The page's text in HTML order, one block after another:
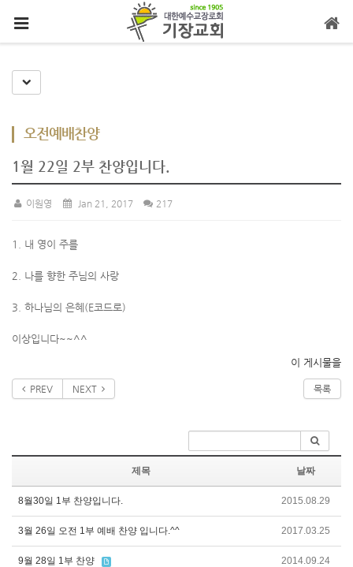
Toggle Dropdown
오전예배찬양
1월 22일 2부 찬양입니다.
이원영 Jan 21, 2017 217
1. 내 영이 주를
2. 나를 향한 주님의 사랑
3. 하나님의 은혜(E코드로)
이상입니다~~^^
이 게시물을
PREV NEXT 목록
제목 날짜
8월30일 1부 찬양입니다. 2015.08.29
3월 26일 오전 1부 예배 찬양 입니다.^^ 2017.03.25
9월 28일 1부 찬양 2014.09.24